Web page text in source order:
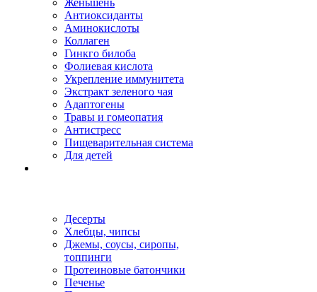
Женьшень
Антиоксиданты
Аминокислоты
Коллаген
Гинкго билоба
Фолиевая кислота
Укрепление иммунитета
Экстракт зеленого чая
Адаптогены
Травы и гомеопатия
Антистресс
Пищеварительная система
Для детей
Десерты
Хлебцы, чипсы
Джемы, соусы, сиропы,
топпинги
Протеиновые батончики
Печенье